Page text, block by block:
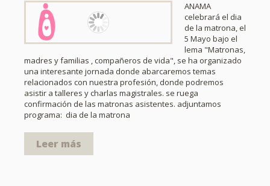
ANAMA
celebrará el dia
de la matrona, el
5 Mayo bajo el
lema "Matronas,
madres y familias , compañeros de vida", se ha organizado
una interesante jornada donde abarcaremos temas
relacionados con nuestra profesión, donde podremos
asistir a talleres y charlas magistrales. se ruega
confirmación de las matronas asistentes. adjuntamos
programa: dia de la matrona
Leer más